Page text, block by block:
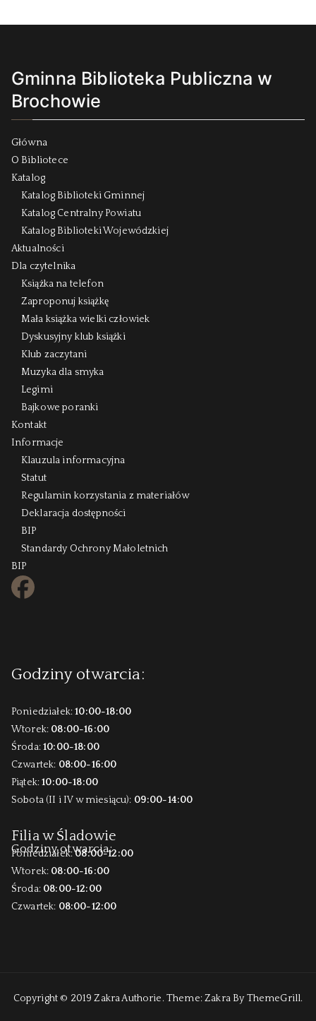
Gminna Biblioteka Publiczna w
Brochowie
Główna
O Bibliotece
Katalog
Katalog Biblioteki Gminnej
Katalog Centralny Powiatu
Katalog Biblioteki Wojewódzkiej
Aktualności
Dla czytelnika
Książka na telefon
Zaproponuj książkę
Mała książka wielki człowiek
Dyskusyjny klub książki
Klub zaczytani
Muzyka dla smyka
Legimi
Bajkowe poranki
Kontakt
Informacje
Klauzula informacyjna
Statut
Regulamin korzystania z materiałów
Deklaracja dostępności
BIP
Standardy Ochrony Małoletnich
BIP
FB
Godziny otwarcia:
Poniedziałek:10:00-18:00
Wtorek: 08:00-16:00
Środa:10:00-18:00
Czwartek: 08:00-16:00
Piątek:10:00-18:00
Sobota (II i IV w miesiącu): 09:00-14:00
Filia w Śladowie
Godziny otwarcia:
Poniedziałek:08:00-12:00
Wtorek: 08:00-16:00
Środa: 08:00-12:00
Czwartek: 08:00-12:00
Copyright © 2019Zakra Authorie. Theme:ZakraBy ThemeGrill.